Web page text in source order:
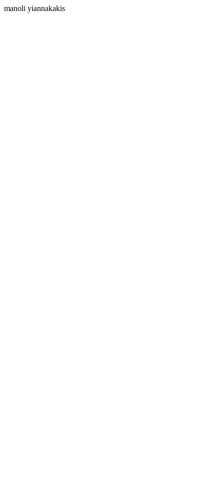
manoli yiannakakis